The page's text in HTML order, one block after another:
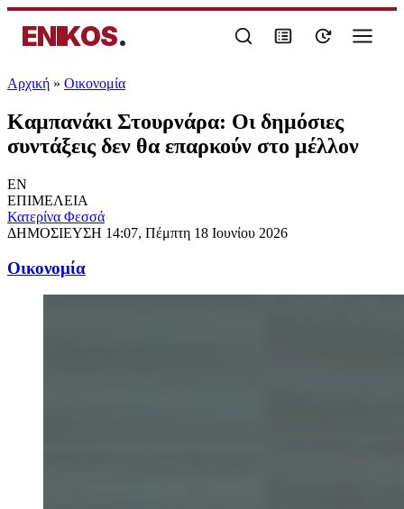
ENIKOS.
Αρχική » Oικονομία
Καμπανάκι Στουρνάρα: Οι δημόσιες
συντάξεις δεν θα επαρκούν στο μέλλον
EN
ΕΠΙΜΕΛΕΙΑ
Κατερίνα Φεσσά
ΔΗΜΟΣΙΕΥΣΗ 14:07, Πέμπτη 18 Ιουνίου 2026
Oικονομία